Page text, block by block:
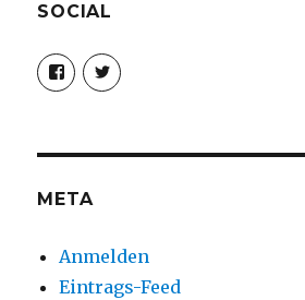
SOCIAL
Profil
von
christoph.fleischer1
anzeigen
Profil
von
anzeigen
META
Anmelden
Eintrags-Feed